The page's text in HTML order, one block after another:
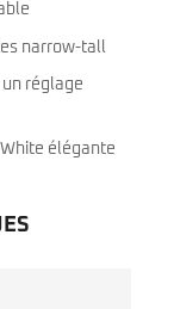
narrow-tall
réglage
élégante